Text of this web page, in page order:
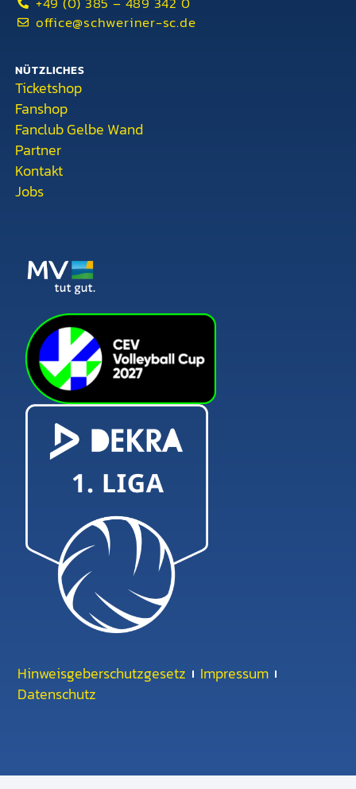
office@schweriner-sc.de
NÜTZLICHES
Ticketshop
Fanshop
Fanclub Gelbe Wand
Partner
Kontakt
Jobs
Hinweisgeberschutzgesetz
Impressum
Datenschutz